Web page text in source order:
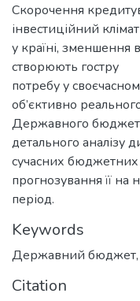
Скорочення
інвестиційний клімат
у країні,
створюють гостру
потребу у
об’єктивно
Державного
детального аналізу
сучасних
прогнозування її на
період.
Keywords
Державний бюджет,
Citation